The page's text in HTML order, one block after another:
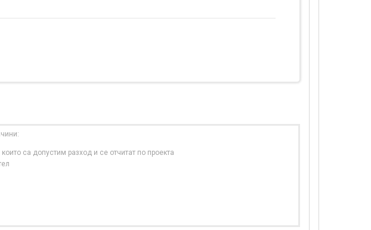
са допустим разход и се отчитат по проекта